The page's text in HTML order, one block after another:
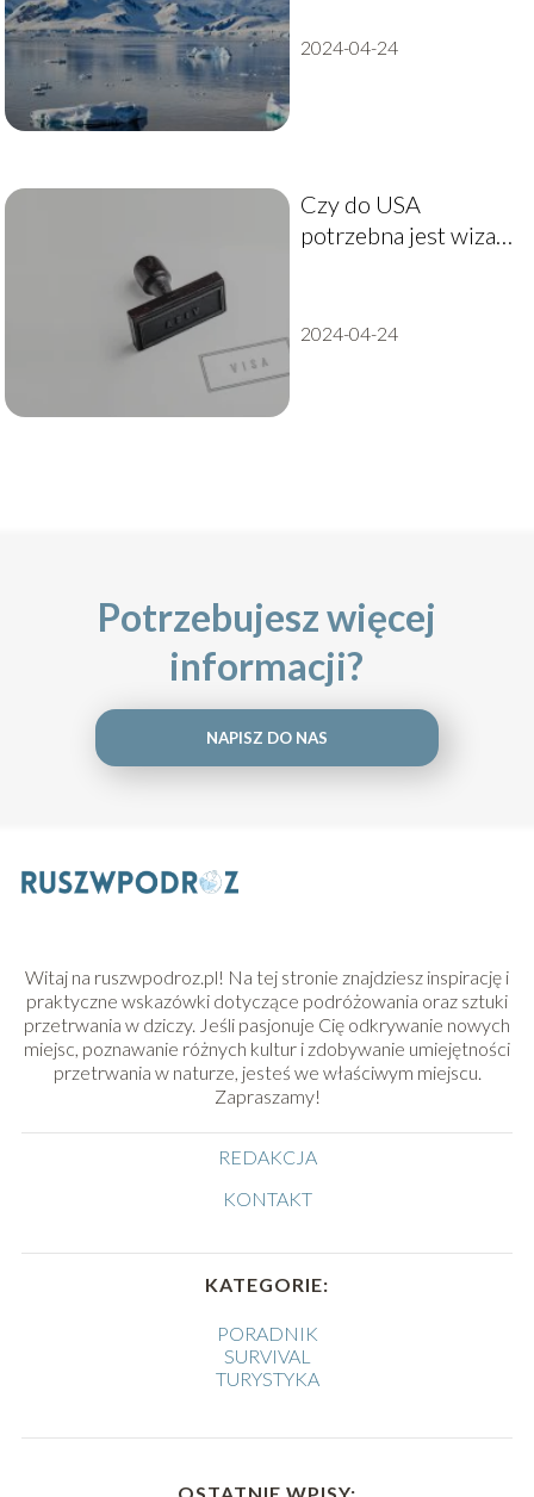
2024-04-24
Czy do USA
potrzebna jest wiza?
2024-04-24
Potrzebujesz więcej
informacji?
NAPISZ DO NAS
Witaj na ruszwpodroz.pl! Na tej stronie znajdziesz inspirację i
praktyczne wskazówki dotyczące podróżowania oraz sztuki
przetrwania w dziczy. Jeśli pasjonuje Cię odkrywanie nowych
miejsc, poznawanie różnych kultur i zdobywanie umiejętności
przetrwania w naturze, jesteś we właściwym miejscu.
Zapraszamy!
REDAKCJA
KONTAKT
KATEGORIE:
PORADNIK
SURVIVAL
TURYSTYKA